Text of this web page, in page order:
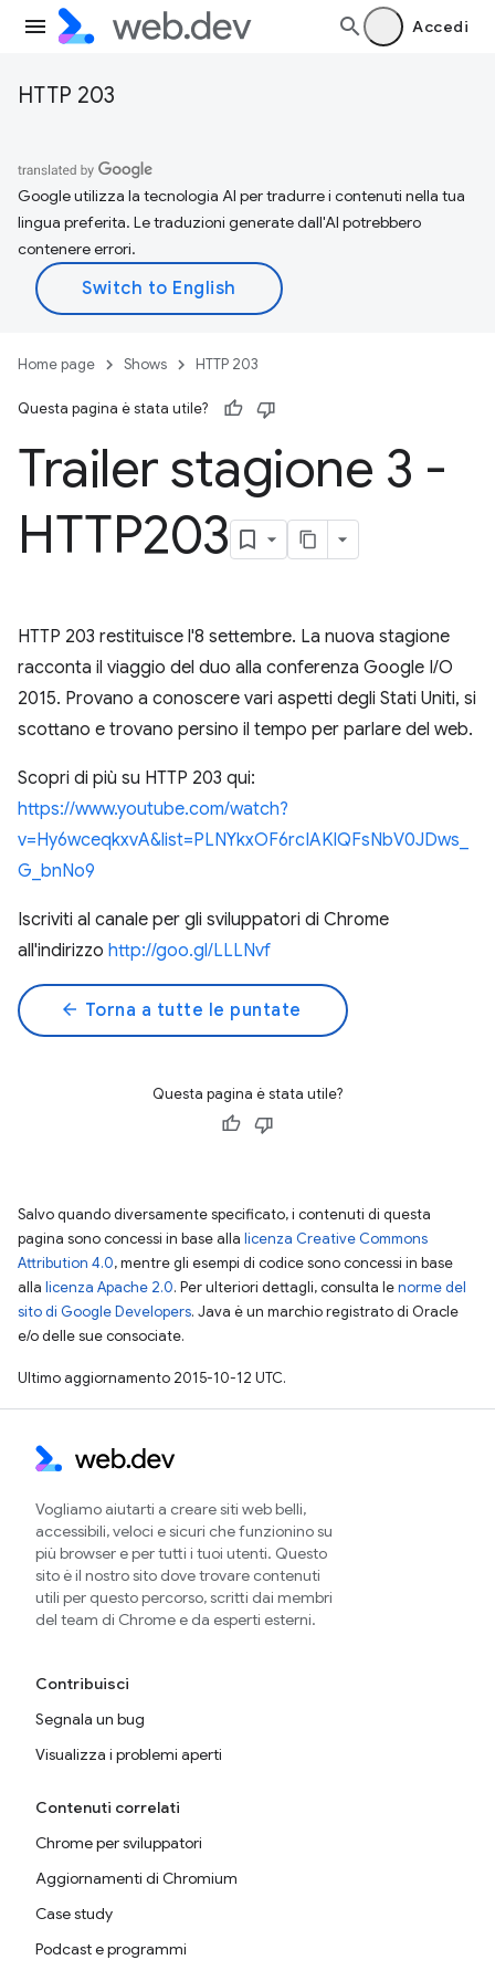
Accedi
HTTP 203
Google utilizza la tecnologia AI per tradurre i contenuti nella tua
lingua preferita. Le traduzioni generate dall'AI potrebbero
contenere errori.
Home page Shows HTTP 203
Questa pagina è stata utile?
Trailer stagione 3 -
HTTP203
HTTP 203 restituisce l'8 settembre. La nuova stagione
racconta il viaggio del duo alla conferenza Google I/O
2015. Provano a conoscere vari aspetti degli Stati Uniti, si
scottano e trovano persino il tempo per parlare del web.
Scopri di più su HTTP 203 qui:
https://www.youtube.com/watch?
v=Hy6wceqkxvA&list=PLNYkxOF6rcIAKIQFsNbV0JDws_
G_bnNo9
Iscriviti al canale per gli sviluppatori di Chrome
all'indirizzo http://goo.gl/LLLNvf
arrow_back Torna a tutte le puntate
Questa pagina è stata utile?
Salvo quando diversamente specificato, i contenuti di questa
pagina sono concessi in base alla licenza Creative Commons
Attribution 4.0, mentre gli esempi di codice sono concessi in base
alla licenza Apache 2.0. Per ulteriori dettagli, consulta lenorme del
sito di Google Developers. Java è un marchio registrato di Oracle
e/o delle sue consociate.
Ultimo aggiornamento 2015-10-12 UTC.
Vogliamo aiutarti a creare siti web belli,
accessibili, veloci e sicuri che funzionino su
più browser e per tutti i tuoi utenti. Questo
sito è il nostro sito dove trovare contenuti
utili per questo percorso, scritti dai membri
del team di Chrome e da esperti esterni.
Contribuisci
Segnala un bug
Visualizza i problemi aperti
Contenuti correlati
Chrome per sviluppatori
Aggiornamenti di Chromium
Case study
Podcast e programmi